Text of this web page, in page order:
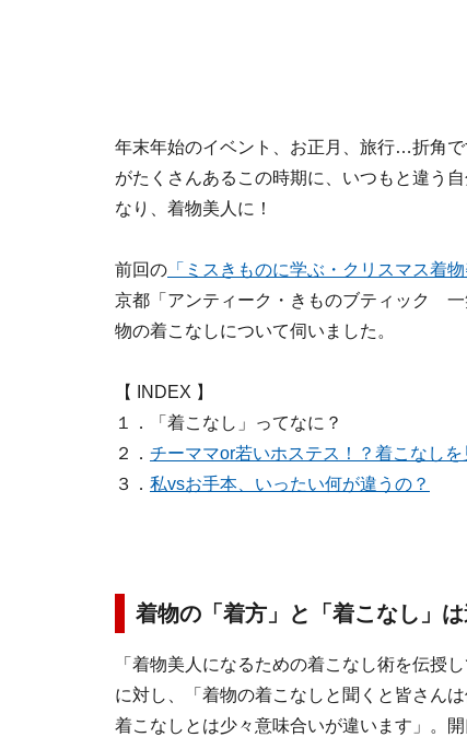
年末年始のイベント、お正月、旅行…折角
がたくさんあるこの時期に、いつもと違う
なり、着物美人に！
前回の 「ミスきものに学ぶ・クリスマス着物
京都「アンティーク・きものブティック
物の着こなしについて伺いました。
【 INDEX 】
１．「着こなし」ってなに？
２． チーママor若いホステス！？着こなし
３． 私vsお手本、いったい何が違うの？
着物の「着方」と「着こなし」
「着物美人になるための着こなし術を伝授
に対し、「着物の着こなしと聞くと皆さん
着こなしとは少々意味合いが違います」。